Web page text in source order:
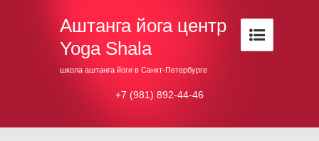
Аштанга йога центр
Yoga Shala
школа аштанга йоги в Санкт-Петербурге
+7 (981) 892-44-46